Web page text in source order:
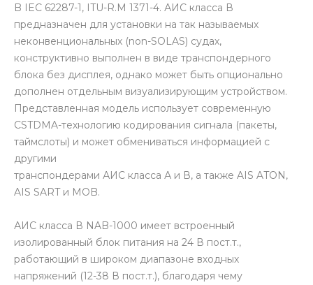
B IEC 62287-1, ITU-R.M 1371-4. АИС класса В
предназначен для установки на так называемых
неконвенциональных (non-SOLAS) судах,
конструктивно выполнен в виде транспондерного
блока без дисплея, однако может быть опционально
дополнен отдельным визуализирующим устройством.
Представленная модель использует современную
CSTDMA-технологию кодирования сигнала (пакеты,
таймслоты) и может обмениваться информацией с
другими
транспондерами АИС класса А и В, а также AIS ATON,
AIS SART и MOB.
АИС класса В NAB-1000 имеет встроенный
изолированный блок питания на 24 В пост.т.,
работающий в широком диапазоне входных
напряжений (12-38 В пост.т.), благодаря чему